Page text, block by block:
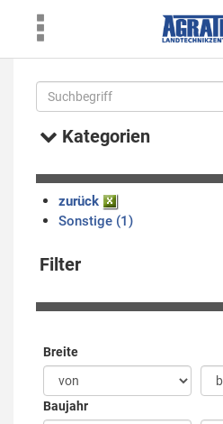
Kategorien
zurück
Sonstige (1)
Filter
Breite
Baujahr